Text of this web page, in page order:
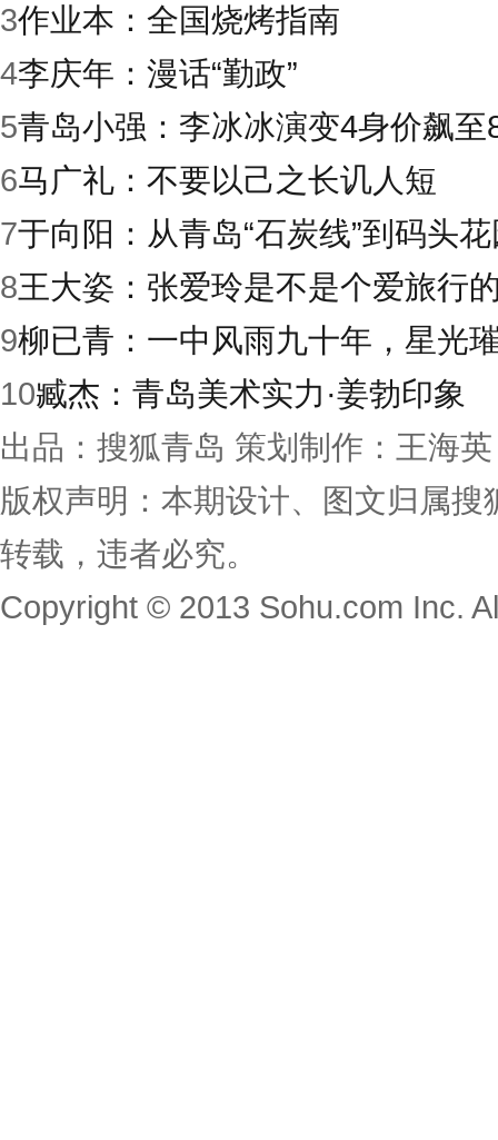
3作业本：全国烧烤指南
4李庆年：漫话“勤政”
5青岛小强：李冰冰演变4身价飙至
6马广礼：不要以己之长讥人短
7于向阳：从青岛“石炭线”到码头
8王大姿：张爱玲是不是个爱旅行
9柳已青：一中风雨九十年，星光
10臧杰：青岛美术实力·姜勃印象
出品：搜狐青岛 策划制作：王海英
版权声明：本期设计、图文归属
转载，违者必究。
Copyright © 2013 Sohu.com Inc.